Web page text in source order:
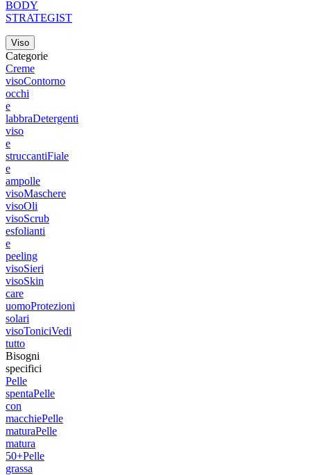
BODY
STRATEGIST
Viso
Categorie
Creme
visoContorno
occhi
e
labbraDetergenti
viso
e
struccantiFiale
e
ampolle
visoMaschere
visoOli
visoScrub
esfolianti
e
peeling
visoSieri
visoSkin
care
uomoProtezioni
solari
visoToniciVedi
tutto
Bisogni
specifici
Pelle
spentaPelle
con
macchiePelle
maturaPelle
matura
50+Pelle
grassa